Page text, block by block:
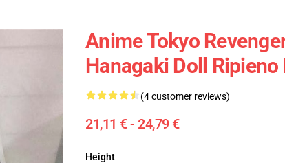
Anime Tokyo
Hanagaki Doll Ripieno
(4 customer reviews)
21,11 € - 24,79 €
Height